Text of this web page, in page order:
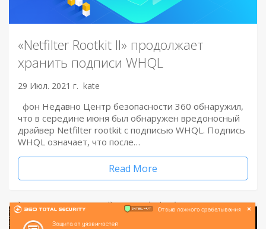
«Netfilter Rootkit II» продолжает
хранить подписи WHQL
29 Июл. 2021 г. kate
фон Недавно Центр безопасности 360 обнаружил,
что в середине июня был обнаружен вредоносный
драйвер Netfilter rootkit с подписью WHQL. Подпись
WHQL означает, что после…
Read More